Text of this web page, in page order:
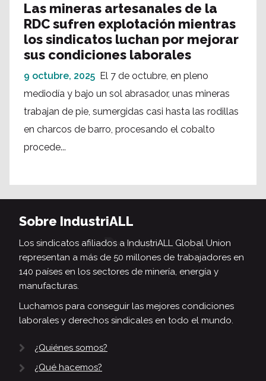
Las mineras artesanales de la
RDC sufren explotación mientras
los sindicatos luchan por mejorar
sus condiciones laborales
9 octubre, 2025 El 7 de octubre, en pleno
mediodía y bajo un sol abrasador, unas mineras
trabajan de pie, sumergidas casi hasta las rodillas
en charcos de barro, procesando el cobalto
procede...
Sobre IndustriALL
Los sindicatos afiliados a IndustriALL Global Union
representan a más de 50 millones de trabajadores en
140 países en los sectores de minería, energía y
manufacturas.
Luchamos para conseguir las mejores condiciones
laborales y derechos sindicales en todo el mundo.
¿Quiénes somos?
¿Qué hacemos?